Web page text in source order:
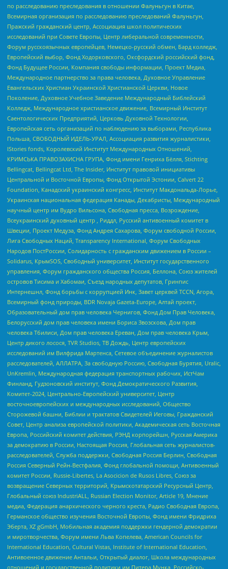
по расследованию преследования в отношении Фалуньгун в Китае,
Всемирная организация по расследованию преследований Фалуньгун,
Пражский гражданский центр, Ассоциация школ политических
исследований при Совете Европы, Центр либеральной современности,
Форум русскоязычных европейцев, Немецко-русский обмен, Бард колледж,
Европейский выбор, Фонд Ходорковского, Оксфордский российский фонд,
Фонд Будущее России, Компания свободы информации, Проект Медиа,
Международное партнерство за права человека, Духовное Управление
Евангельских Христиан Украинской Христианской Церкви, Новое
Поколение, Духовное Учебное Заведение Международный Библейский
Колледж, Международное христианское движение, Всемирный Институт
Саентологических Предприятий, Церковь Духовной Технологии,
Европейская сеть организаций по наблюдению за выборами, Республика
Польша, СВОБОДНЫЙ ИДЕЛЬ-УРАЛ, Ассоциация развития журналистики,
IStories fonds, Королевский Институт Международных Отношений,
КРИМСЬКА ПРАВОЗАХИСНА ГРУПА, Фонд имени Генриха Бёлля, Stichting
Bellingcat, Bellingcat Ltd, The Insider, Институт правовой инициативы
Центральной и Восточной Европы, Фонд Открытой Эстонии, Calvert 22
Foundation, Канадский украинский конгресс, Институт Макдональда-Лорье,
Украинская национальная федерация Канады, Декабристы, Международный
научный центр им Вудро Вильсона, Свободная пресса, Возрождение,
Всеукраинский духовный центр , Риддл, Русский антивоенный комитет в
Швеции, Проект Медуза, Фонд Андрея Сахарова, Форум свободной России,
Лига Свободных Наций, Transparеncy International, Форум Свободных
Народов ПостРоссии, Солидарность с гражданским движением в России –
Solidarus, КрымSOS, Свободный университет, Институт государственного
управления, Форум гражданского общества Россия, Беллона, Союз жителей
островов Тисима и Хабомаи, Съезд народных депутатов, Гринпис
Интернешнл, Фонд борьбы с коррупцией Инк, Завет церквей TCCN, Агора,
Всемирный фонд природы, BDR Novaja Gazeta-Europe, Алтай проект,
Образовательный дом прав человека Чернигов, Фонд Дом Прав Человека,
Белорусский дом прав человека имени Бориса Звозскова, Дом прав
человека Тбилиси, Дом прав человека Ереван, Дом прав человека Крым,
Центр дикого лосося, TVR Studios, ТВ Дождь, Центр европейских
исследований им Вилфрида Мартенса, Сетевое объединение журналистов
расследователей, АЛЛАТРА, За свободную Россию, Свободная Бурятия, Uralic,
UnKremlin, Международная федерация транспортных рабочих, ИстЧам
Финланд, Гудзоновский институт, Фонд Демократического Развития,
Комитет-2024, Центрально-Европейский университет, Центр
восточноевропейских и международных исследований, Общество
Сторожевой башни, Библии и трактатов Свидетелей Иеговы, Гражданский
Совет, Центр анализа европейской политики, Академическая сеть Восточная
Европа, Российский комитет действия, РЭНД корпорейшн, Русская Америка
за демократию в России, Настоящая Россия, Глобальная сеть журналистов-
расследователей, Служба поддержки, Свободная Россия Берлин, Свободная
Россия Северный Рейн-Вестфалия, Фонд глобальной помощи, Антивоенный
комитет России, Russie-Libertes, La Asocicion de Rusos Libres, Союз за
возвращение Северных территорий, Крымскотатарский Ресурсный Центр,
Глобальный союз IndustriALL, Russian Election Monitor, Article 19, Мнение
медиа, Федерация анархического черного креста, Радио Свободная Европа,
Германское общество изучения Восточной Европы, Фонд имени Фридриха
Эберта, XZ gGmbH, Мобильная академия поддержки гендерной демократии
и миротворчества, Форум имени Льва Копелева, American Councils for
International Education, Cultural Vistas, Institute of International Education,
Антивоенное движение Антальи, Открытый диалог, Школа международных
отношений и государственной политики им Питера Мунка, Российско-